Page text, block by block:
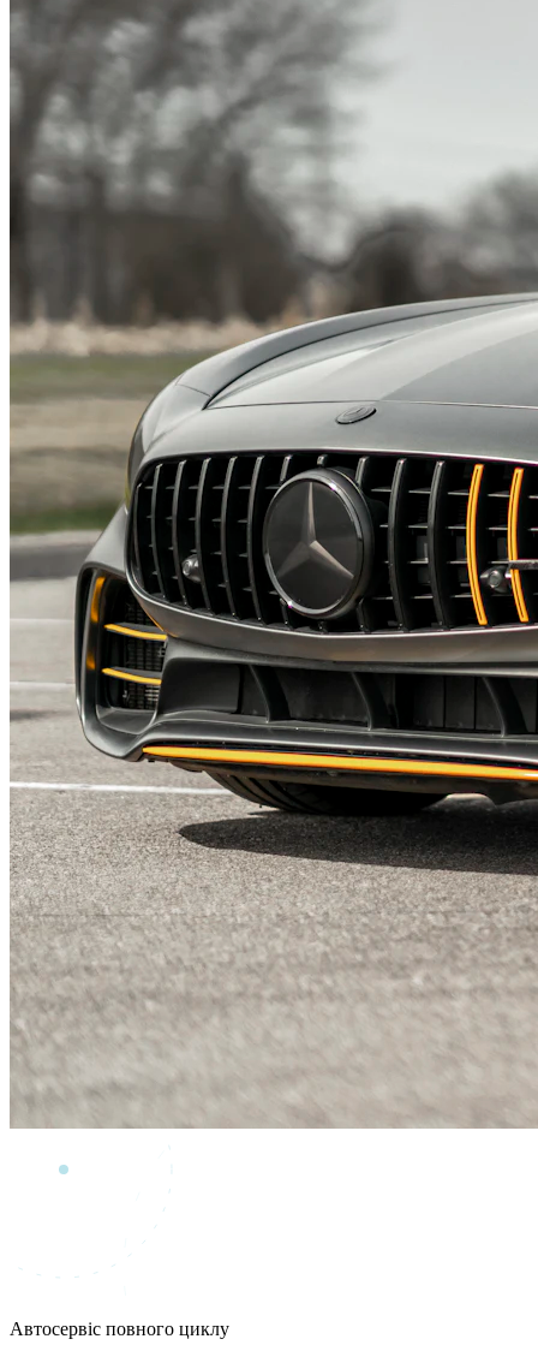
Автосервіс повного циклу